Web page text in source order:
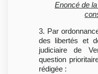
Enoncé de
3. Par
des libertés et
judiciaire de
question
rédigée :